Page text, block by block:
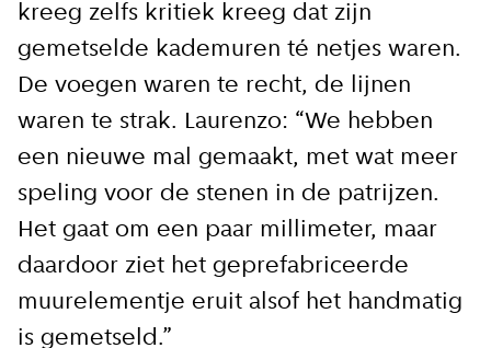
Meld je aan voor onze
update
Blijf moeiteloos op de hoogte van al het
kreeg zelfs kritiek kreeg dat zijn
gemetselde kademuren té netjes waren.
De voegen waren te recht, de lijnen
waren te strak. Laurenzo: “We hebben
een nieuwe mal gemaakt, met wat meer
speling voor de stenen in de patrijzen.
Het gaat om een paar millimeter, maar
daardoor ziet het geprefabriceerde
muurelementje eruit alsof het handmatig
is gemetseld.”